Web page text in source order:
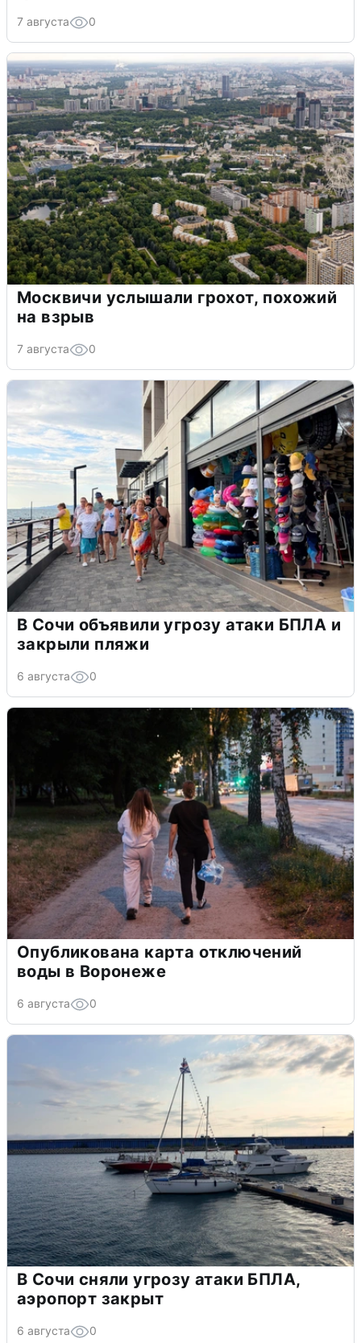
7 августа 0
Москвичи услышали грохот, похожий
на взрыв
7 августа 0
В Сочи объявили угрозу атаки БПЛА и
закрыли пляжи
6 августа 0
Опубликована карта отключений
воды в Воронеже
6 августа 0
В Сочи сняли угрозу атаки БПЛА,
аэропорт закрыт
6 августа 0